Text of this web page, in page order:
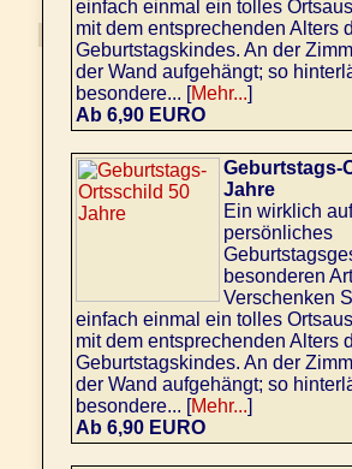
einfach einmal ein tolles
mit dem entsprechenden Alters
Geburtstagskindes. An der
der Wand aufgehängt; so
besondere... [Mehr...]
Ab 6,90 EURO
Geburtstags-
Jahre
Ein wirklich
persönliches
besonderen
Verschenken
einfach einmal ein tolles
mit dem entsprechenden Alters
Geburtstagskindes. An der
der Wand aufgehängt; so
besondere... [Mehr...]
Ab 6,90 EURO